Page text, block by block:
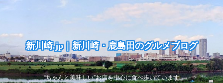
新川崎.jp｜新川崎・鹿島田のグルメブログ
“ちゃんと美味しい”お店を中心に食べ歩いています